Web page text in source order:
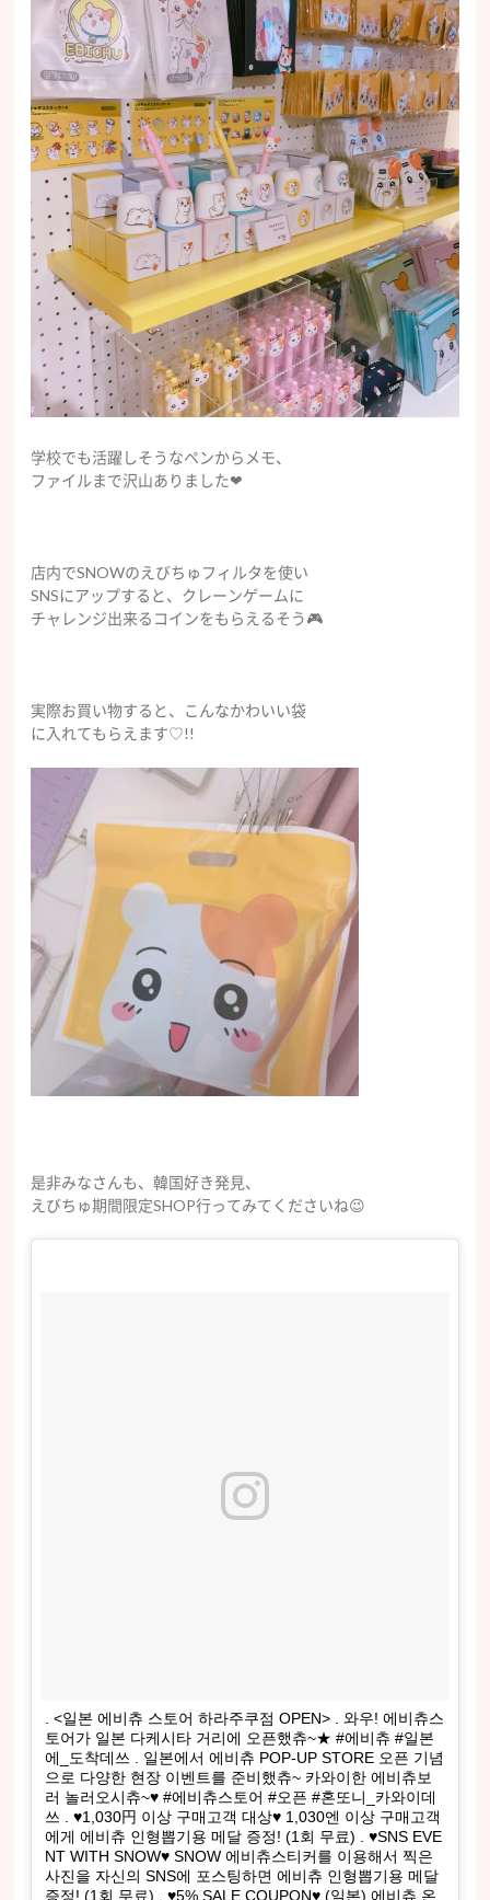
学校でも活躍しそうなペンからメモ、
ファイルまで沢山ありました❤︎
店内でSNOWのえびちゅフィルタを使い
SNSにアップすると、クレーンゲームに
チャレンジ出来るコインをもらえるそう🎮
実際お買い物すると、こんなかわいい袋
に入れてもらえます♡!!
是非みなさんも、韓国好き発見、
えびちゅ期間限定SHOP行ってみてくださいね😉
. <일본 에비츄 스토어 하라주쿠점 OPEN> . 와우! 에비츄스
토어가 일본 다케시타 거리에 오픈했츄~★ #에비츄 #일본
에_도착데쓰 . 일본에서 에비츄 POP-UP STORE 오픈 기념
으로 다양한 현장 이벤트를 준비했츄~ 카와이한 에비츄보
러 놀러오시츄~♥️ #에비츄스토어 #오픈 #혼또니_카와이데
쓰 . ♥️1,030円 이상 구매고객 대상♥️ 1,030엔 이상 구매고객
에게 에비츄 인형뽑기용 메달 증정! (1회 무료) . ♥️SNS EVE
NT WITH SNOW♥️ SNOW 에비츄스티커를 이용해서 찍은
사진을 자신의 SNS에 포스팅하면 에비츄 인형뽑기용 메달
증정! (1회 무료) . ♥️5% SALE COUPON♥️ (일본) 에비츄 온